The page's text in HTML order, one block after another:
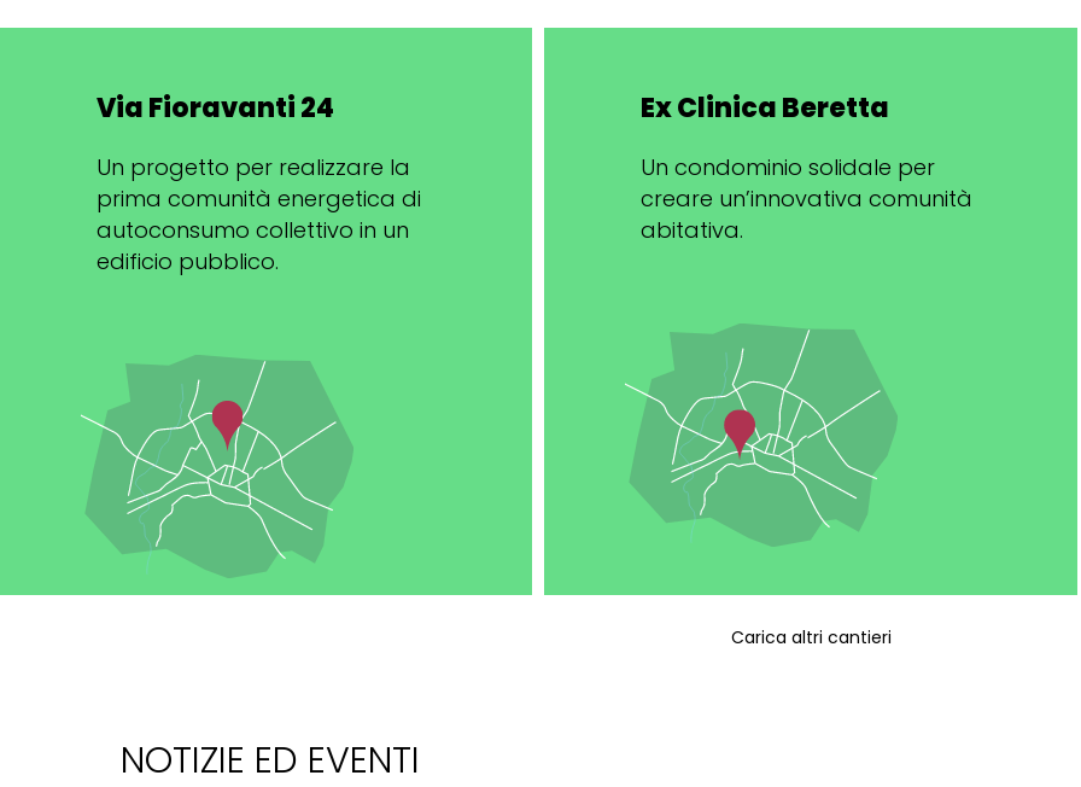
Via Fioravanti 24
Un progetto per realizzare la
prima comunità energetica di
autoconsumo collettivo in un
edificio pubblico.
Ex Clinica Beretta
Un condominio solidale per
creare un’innovativa comunità
abitativa.
Carica altri cantieri
NOTIZIE ED EVENTI